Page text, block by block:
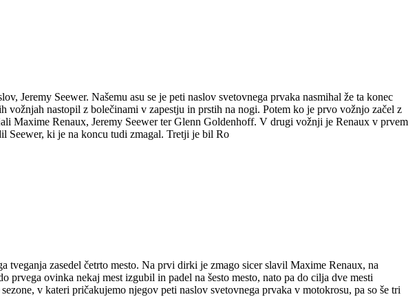
Jeremy Seewer. Našemu asu se je peti naslov svetovnega prvaka nasmihal že ta konec
vožnjah nastopil z bolečinami v zapestju in prstih na nogi. Potem ko je prvo vožnjo začel z
Maxime Renaux, Jeremy Seewer ter Glenn Goldenhoff. V drugi vožnji je Renaux v prvem
Seewer, ki je na koncu tudi zmagal. Tretji je bil Ro
zasedel četrto mesto. Na prvi dirki je zmago sicer slavil Maxime Renaux, na
prvega ovinka nekaj mest izgubil in padel na šesto mesto, nato pa do cilja dve mesti
v kateri pričakujemo njegov peti naslov svetovnega prvaka v motokrosu, pa so še tri